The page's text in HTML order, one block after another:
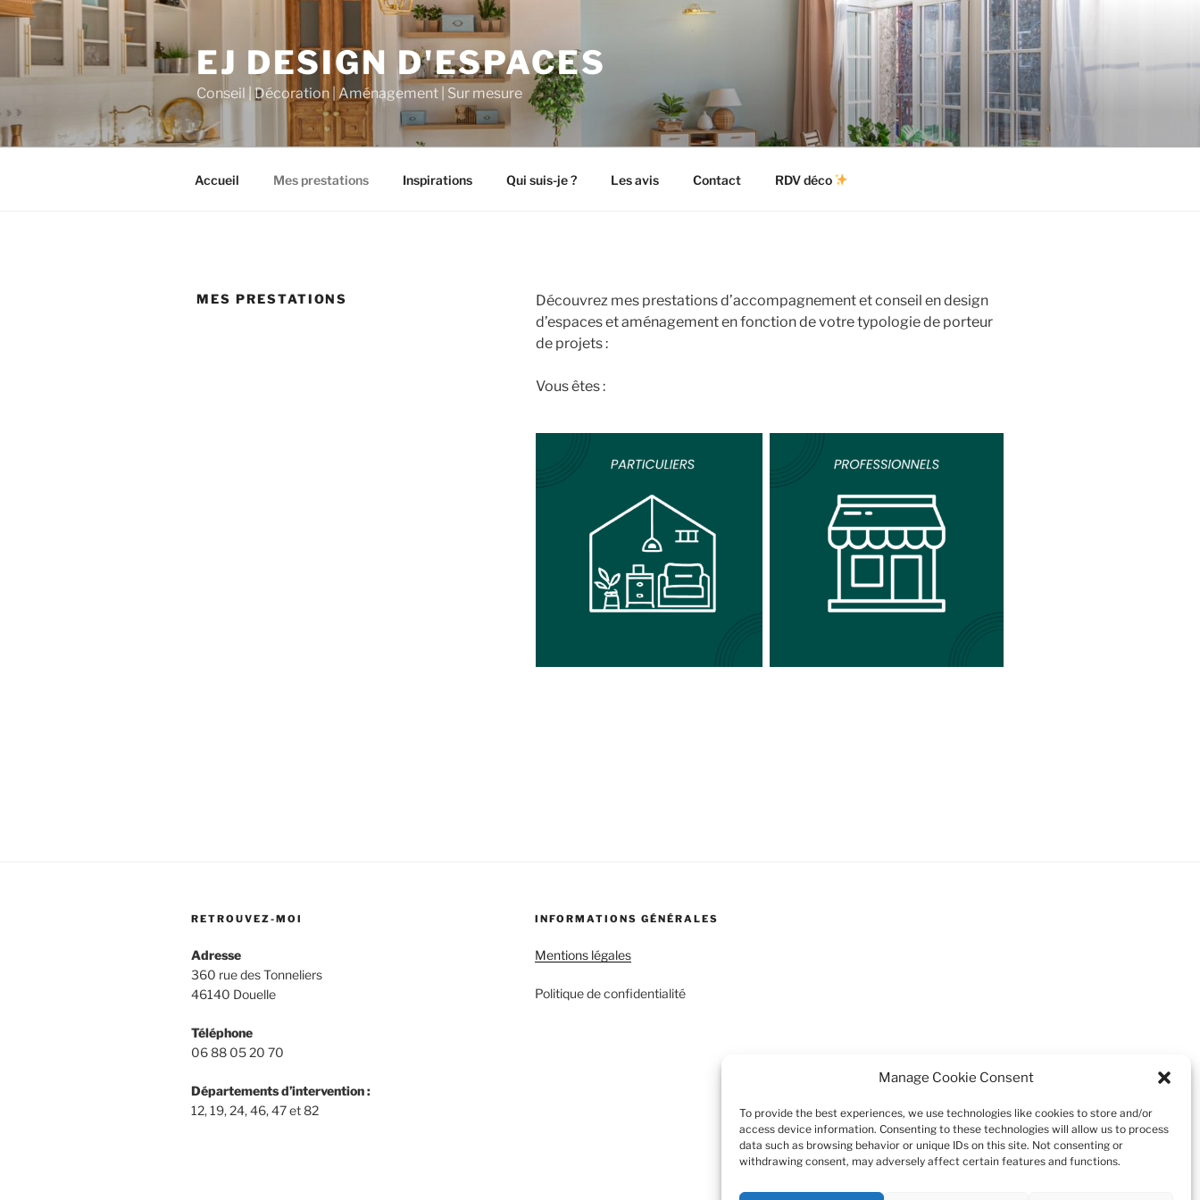
Manage Cookie Consent
To provide the best experiences, we use technologies like cookies to store and/or
access device information. Consenting to these technologies will allow us to process
data such as browsing behavior or unique IDs on this site. Not consenting or
withdrawing consent, may adversely affect certain features and functions.
Aller
principal
EJ DESIGN D'ESPACES
Conseil | Décoration | Aménagement | Sur mesure
Accueil Mes prestations Inspirations Qui suis-je ? Les avis Contact RDV déco
MES PRESTATIONS
Découvrez mes prestations d’accompagnement et conseil en design
d’espaces et aménagement en fonction de votre typologie de porteur
de projets :
Vous êtes :
RETROUVEZ-MOI
Adresse
360 rue des Tonneliers
46140 Douelle
Téléphone
06 88 05 20 70
Départements d’intervention :
12, 19, 24, 46, 47 et 82
INFORMATIONS GÉNÉRALES
Mentions légales
Politique de confidentialité